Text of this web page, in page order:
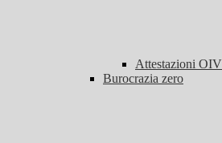
Attestazioni
Burocrazia zero